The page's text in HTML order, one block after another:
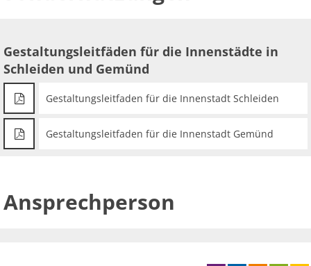
Widerspruchsverfahren
Gestaltungsleitfäden für die Innenstädte in
Schleiden und Gemünd
Gestaltungsleitfaden für die Innenstadt Schleiden
Gestaltungsleitfaden für die Innenstadt Gemünd
Ansprechperson